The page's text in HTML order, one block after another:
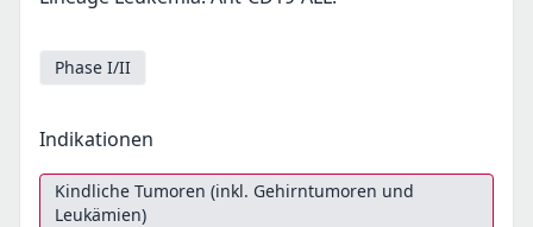
Phase I/II
Indikationen
Kindliche Tumoren (inkl. Gehirntumoren und
Leukämien)